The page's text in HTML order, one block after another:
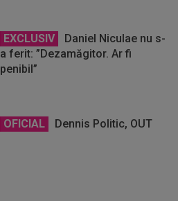
EXCLUSIV
Daniel Niculae nu s-
a ferit: ”Dezamăgitor. Ar fi
penibil”
OFICIAL Dennis Politic, OUT